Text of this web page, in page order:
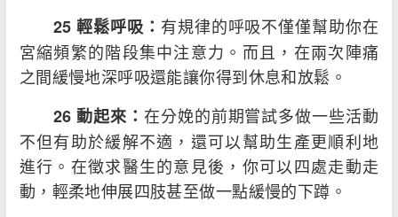
25 輕鬆呼吸： 有規律的呼吸不僅僅幫助你在
宮縮頻繁的階段集中注意力。而且，在兩次陣痛
之間緩慢地深呼吸還能讓你得到休息和放鬆。
26 動起來： 在分娩的前期嘗試多做一些活動
不但有助於緩解不適，還可以幫助生產更順利地
進行。在徵求醫生的意見後，你可以四處走動走
動，輕柔地伸展四肢甚至做一點緩慢的下蹲。